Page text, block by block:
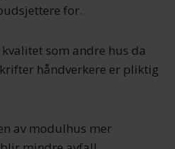
for.
som andre hus da
håndverkere er pliktig
av modulhus mer